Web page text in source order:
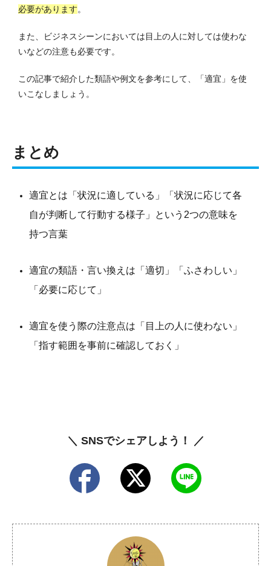
必要があります。
また、ビジネスシーンにおいては目上の人に対しては使わな
いなどの注意も必要です。
この記事で紹介した類語や例文を参考にして、「適宜」を使
いこなしましょう。
まとめ
適宜とは「状況に適している」「状況に応じて各
自が判断して行動する様子」という2つの意味を
持つ言葉
適宜の類語・言い換えは「適切」「ふさわしい」
「必要に応じて」
適宜を使う際の注意点は「目上の人に使わない」
「指す範囲を事前に確認しておく」
＼ SNSでシェアしよう！ ／